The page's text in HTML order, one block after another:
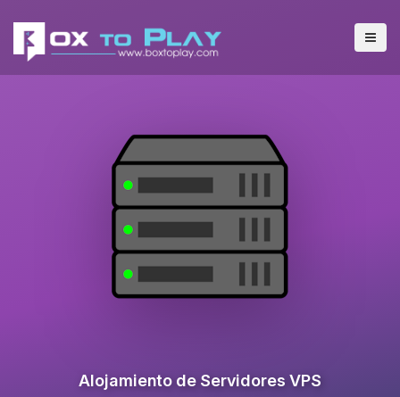
Alojamiento de Servidores VPS